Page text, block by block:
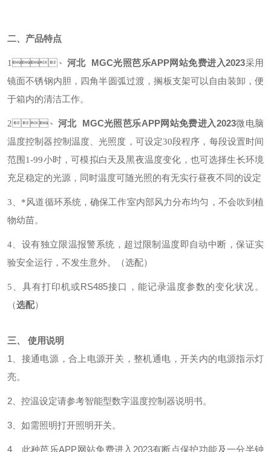
二、产品特点
1、 河北 MGC光照芭乐APP网站免费进入2023采用
镜面不锈钢内胆，四角半圆弧过渡 ，搁板支架可以自由装卸，便
于箱内的清洁工作。
2、 河北 MGC光照芭乐APP网站免费进入2023微电脑
温度控制器控制温度、光照度，可设定30段程序，每段设置时间
范围 1-99小时，可模拟白天及黑夜温度变化，也可选择生长环境
充足稳定的光源，同时温度可随光照的有无实行昼夜不同的设定
3 、*风道循环系统，确保工作室内部风力分布均匀，不会吹到植
物幼苗。
4
设有独立限温报警系统，超过限制温度即自动中断，保证实
验安全运行，不发生意外。（选配）
5 具有打印机或RS485接口，能记录温度参数的变化状况。
（选配）
三、
使用说明
1、接通电源，合上电源开关，整机通电，开关内的电源指示灯
亮。
2、控温设定请参考智能型数字温度控制器说明书。
3、如需照明打开照明开关。
4、此种芭乐APP网站免费进入2023有断点保护功能及一分半钟